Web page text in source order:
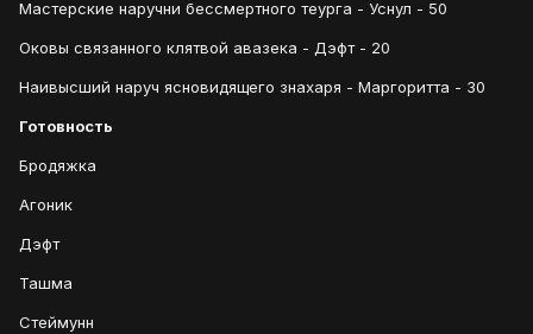
Мастерские наручни бессмертного теурга - Уснул - 50
Оковы связанного клятвой авазека - Дэфт - 20
Наивысший наруч ясновидящего знахаря - Маргоритта - 30
Готовность
Бродяжка
Агоник
Дэфт
Ташма
Стеймунн